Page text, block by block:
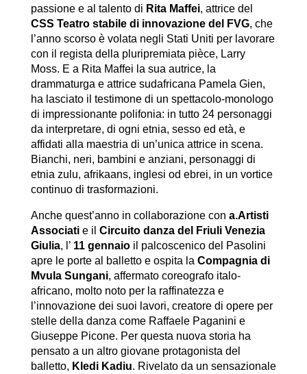
passione e al talento di Rita Maffei, attrice del
CSS Teatro stabile di innovazione del FVG, che
l’anno scorso è volata negli Stati Uniti per lavorare
con il regista della pluripremiata pièce, Larry
Moss. E a Rita Maffei la sua autrice, la
drammaturga e attrice sudafricana Pamela Gien,
ha lasciato il testimone di un spettacolo-monologo
di impressionante polifonia: in tutto 24 personaggi
da interpretare, di ogni etnia, sesso ed età, e
affidati alla maestria di un’unica attrice in scena.
Bianchi, neri, bambini e anziani, personaggi di
etnia zulu, afrikaans, inglesi od ebrei, in un vortice
continuo di trasformazioni.
Anche quest’anno in collaborazione con a.Artisti
Associatie il Circuito danza del Friuli Venezia
Giulia, l’ 11 gennaioil palcoscenico del Pasolini
apre le porte al balletto e ospita la Compagnia di
Mvula Sungani, affermato coreografo italo-
africano, molto noto per la raffinatezza e
l’innovazione dei suoi lavori, creatore di opere per
stelle della danza come Raffaele Paganini e
Giuseppe Picone. Per questa nuova storia ha
pensato a un altro giovane protagonista del
balletto, Kledi Kadiu. Rivelato da un sensazionale